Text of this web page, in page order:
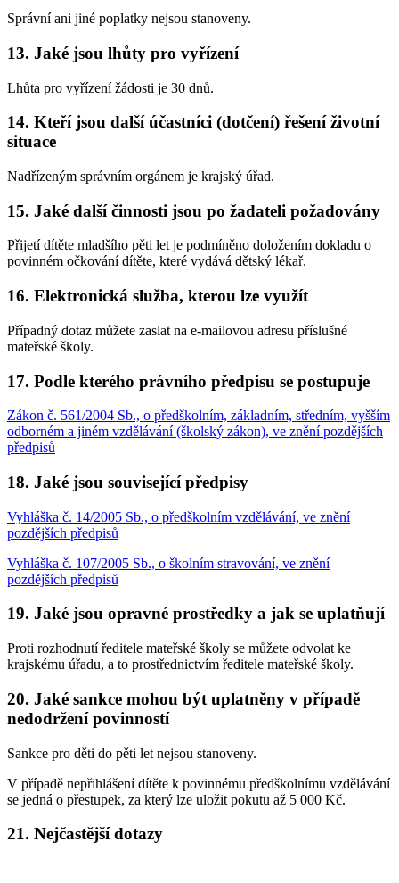
Správní ani jiné poplatky nejsou stanoveny.
13. Jaké jsou lhůty pro vyřízení
Lhůta pro vyřízení žádosti je 30 dnů.
14. Kteří jsou další účastníci (dotčení) řešení životní
situace
Nadřízeným správním orgánem je krajský úřad.
15. Jaké další činnosti jsou po žadateli požadovány
Přijetí dítěte mladšího pěti let je podmíněno doložením dokladu o
povinném očkování dítěte, které vydává dětský lékař.
16. Elektronická služba, kterou lze využít
Případný dotaz můžete zaslat na e-mailovou adresu příslušné
mateřské školy.
17. Podle kterého právního předpisu se postupuje
Zákon č. 561/2004 Sb., o předškolním, základním, středním, vyšším
odborném a jiném vzdělávání (školský zákon), ve znění pozdějších
předpisů
18. Jaké jsou související předpisy
Vyhláška č. 14/2005 Sb., o předškolním vzdělávání, ve znění
pozdějších předpisů
Vyhláška č. 107/2005 Sb., o školním stravování, ve znění
pozdějších předpisů
19. Jaké jsou opravné prostředky a jak se uplatňují
Proti rozhodnutí ředitele mateřské školy se můžete odvolat ke
krajskému úřadu, a to prostřednictvím ředitele mateřské školy.
20. Jaké sankce mohou být uplatněny v případě
nedodržení povinností
Sankce pro děti do pěti let nejsou stanoveny.
V případě nepřihlášení dítěte k povinnému předškolnímu vzdělávání
se jedná o přestupek, za který lze uložit pokutu až 5 000 Kč.
21. Nejčastější dotazy